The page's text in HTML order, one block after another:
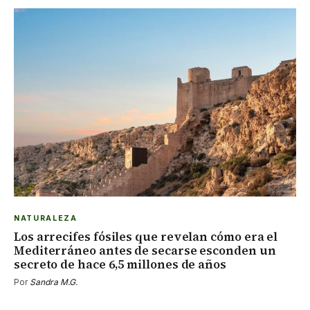
NATURALEZA
Los arrecifes fósiles que revelan cómo era el
Mediterráneo antes de secarse esconden un
secreto de hace 6,5 millones de años
Por Sandra M.G.